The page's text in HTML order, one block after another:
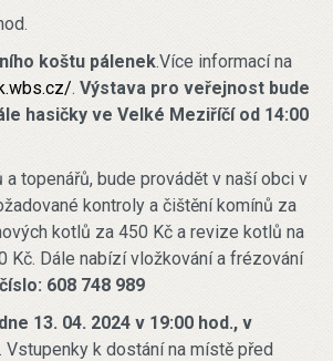
koštu pálenek.Více informací na
. Výstava pro veřejnost bude
hasičky ve Velké Meziříčí od 14:00
topenářů, bude provádět v naší obci v
kontroly a čištění komínů za
kotlů za 450 Kč a revize kotlů na
Kč. Dále nabízí vložkování a frézování
608 748 989
13. 04. 2024 v 19:00 hod., v
. Vstupenky k dostání na místě před